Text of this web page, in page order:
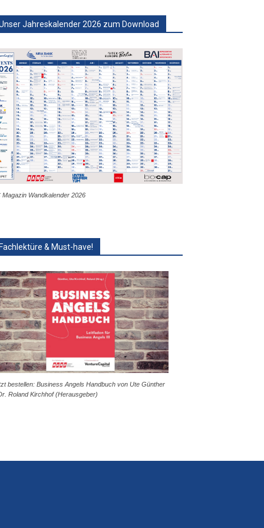
Jahreskalender 2026 zum Download
Magazin Wandkalender 2026
& Must-have!
bestellen: Business Angels Handbuch von Ute Günther
Roland Kirchhof (Herausgeber)